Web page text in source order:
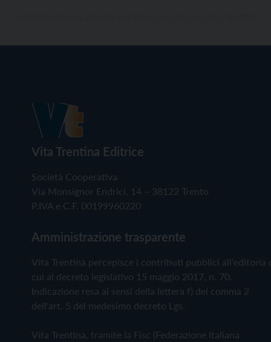
Vita Trentina Editrice
Società Cooperativa
Via Monsignor Endrici, 14 – 38122 Trento
P.IVA e C.F. 00199960220
Amministrazione trasparente
Vita Trentina percepisce i contributi pubblici all'editoria
cui al decreto legislativo 15 maggio 2017, n. 70.
Indicazione resa ai sensi della lettera f) del comma 2
dell'art. 5 del medesimo decreto Lgs.
Vita Trentina, tramite la Fisc (Federazione Italiana